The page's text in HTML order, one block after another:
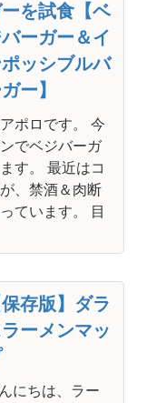
を試食【ベ
ーガー＆イ
ッシブルバ
ー】
ポロです。 今
でベジバーガ
す。 最近はコ
、禁酒＆肉断
ています。 目
保存版】ダラ
ーメンマッ
にちは、ラー